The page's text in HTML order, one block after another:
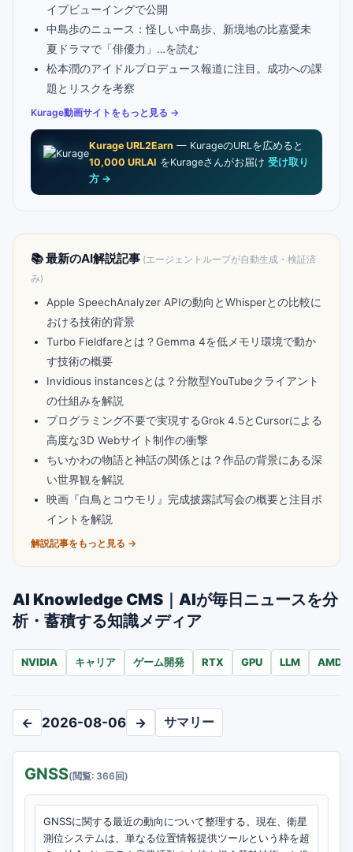
イブビューイングで公開
中島歩のニュース：怪しい中島歩、新境地の比嘉愛未
夏ドラマで「俳優力」…を読む
松本潤のアイドルプロデュース報道に注目。成功への課
題とリスクを考察
Kurage動画サイトをもっと見る →
Kurage URL2Earn — KurageのURLを広めると
10,000 URLAI をKurageさんがお届け 受け取り
方 →
📚 最新のAI解説記事 (エージェントループが自動生成・検証済
み)
Apple SpeechAnalyzer APIの動向とWhisperとの比較に
おける技術的背景
Turbo Fieldfareとは？Gemma 4を低メモリ環境で動か
す技術の概要
Invidious instancesとは？分散型YouTubeクライアント
の仕組みを解説
プログラミング不要で実現するGrok 4.5とCursorによる
高度な3D Webサイト制作の衝撃
ちいかわの物語と神話の関係とは？作品の背景にある深
い世界観を解説
映画『白鳥とコウモリ』完成披露試写会の概要と注目ポ
イントを解説
解説記事をもっと見る →
AI Knowledge CMS｜AIが毎日ニュースを分
析・蓄積する知識メディア
NVIDIA キャリア ゲーム開発 RTX GPU LLM AMD
← 2026-08-06 → サマリー
GNSS(閲覧: 366回)